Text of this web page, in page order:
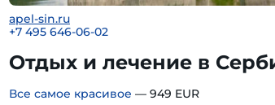
apel-sin.ru
+7 495 646-06-02
Отдых и лечение в
Все самое красивое — 949 EUR